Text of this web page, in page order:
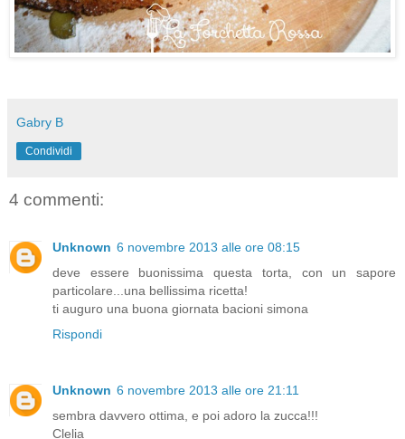
Gabry B
Condividi
4 commenti:
Unknown 6 novembre 2013 alle ore 08:15
deve essere buonissima questa torta, con un sapore
particolare...una bellissima ricetta!
ti auguro una buona giornata bacioni simona
Rispondi
Unknown 6 novembre 2013 alle ore 21:11
sembra davvero ottima, e poi adoro la zucca!!!
Clelia